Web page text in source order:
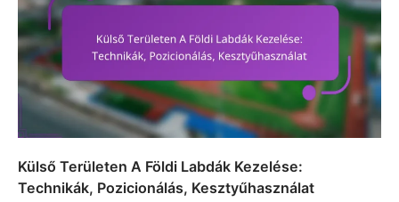
Külső Területen A Földi Labdák Kezelése:
Technikák, Pozicionálás, Kesztyűhasználat